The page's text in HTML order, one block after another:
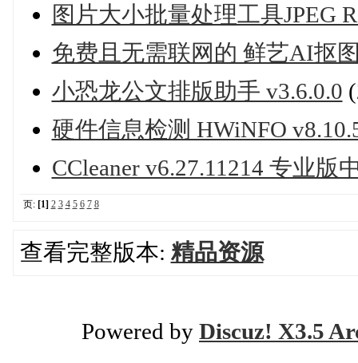
图片大小批量处理工具JPEG
免费且无需联网的 鲜艺AI抠
小恐龙公文排版助手 v3.6.0.0
硬件信息检测 HWiNFO
CCleaner v6.27.11214 专业版
页: [1] 2 3 4 5 6 7 8
查看完整版本: 精品资源
Powered by Discuz! X3.5